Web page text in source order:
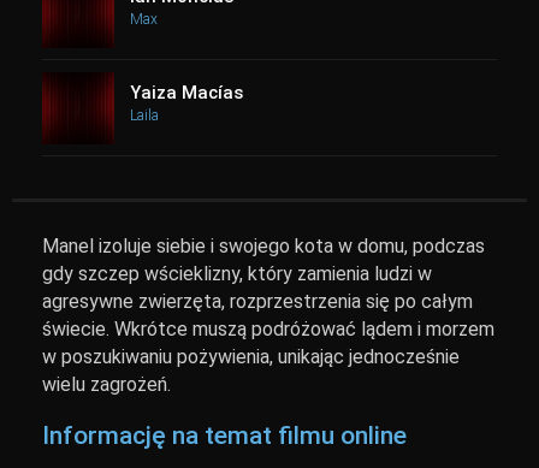
Max
Yaiza Macías
Laila
Manel izoluje siebie i swojego kota w domu, podczas
gdy szczep wścieklizny, który zamienia ludzi w
agresywne zwierzęta, rozprzestrzenia się po całym
świecie. Wkrótce muszą podróżować lądem i morzem
w poszukiwaniu pożywienia, unikając jednocześnie
wielu zagrożeń.
Informację na temat filmu online